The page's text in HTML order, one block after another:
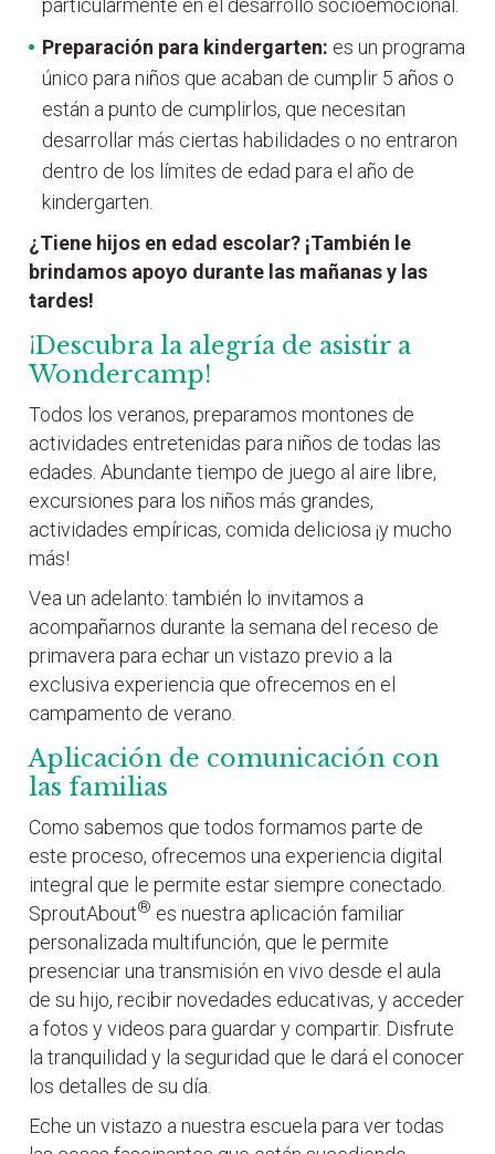
particularmente en el desarrollo socioemocional.
Preparación para kindergarten: es un programa
único para niños que acaban de cumplir 5 años o
están a punto de cumplirlos, que necesitan
desarrollar más ciertas habilidades o no entraron
dentro de los límites de edad para el año de
kindergarten.
¿Tiene hijos en edad escolar? ¡También le
brindamos apoyo durante las mañanas y las
tardes!
¡Descubra la alegría de asistir a
Wondercamp!
Todos los veranos, preparamos montones de
actividades entretenidas para niños de todas las
edades. Abundante tiempo de juego al aire libre,
excursiones para los niños más grandes,
actividades empíricas, comida deliciosa ¡y mucho
más!
Vea un adelanto: también lo invitamos a
acompañarnos durante la semana del receso de
primavera para echar un vistazo previo a la
exclusiva experiencia que ofrecemos en el
campamento de verano.
Aplicación de comunicación con
las familias
Como sabemos que todos formamos parte de
este proceso, ofrecemos una experiencia digital
integral que le permite estar siempre conectado.
SproutAbout® es nuestra aplicación familiar
personalizada multifunción, que le permite
presenciar una transmisión en vivo desde el aula
de su hijo, recibir novedades educativas, y acceder
a fotos y videos para guardar y compartir. Disfrute
la tranquilidad y la seguridad que le dará el conocer
los detalles de su día.
Eche un vistazo a nuestra escuela para ver todas